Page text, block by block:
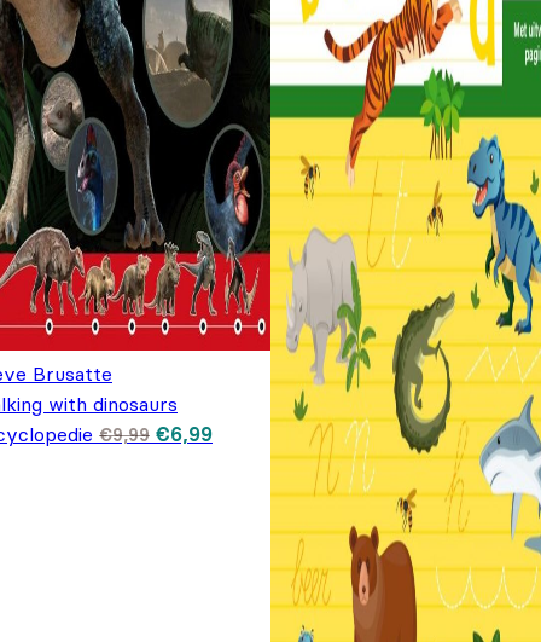
Brusatte
with dinosaurs
€9,99 Oorspronkelijke prijs was: €9,99.
€6,99Huidige prijs is: €6,99.